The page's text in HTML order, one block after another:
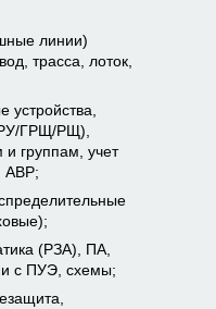
линии)
трасса, лоток,
устройства,
ГРЩ/РЩ),
и группам, учет
АВР;
(РЗА), ПА,
с ПУЭ, схемы;